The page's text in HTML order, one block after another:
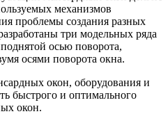
механизмов
проблемы создания разных
три модельных ряда
осью поворота,
осями поворота окна.
окон, оборудования и
быстрого и оптимального
окон.